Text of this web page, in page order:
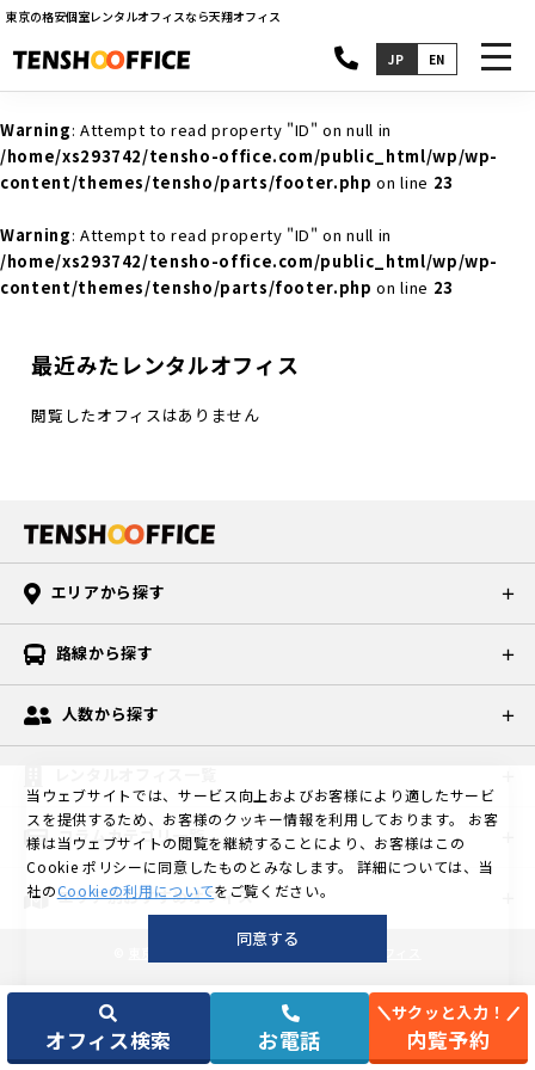
東京の格安個室レンタルオフィスなら天翔オフィス
JP EN
オフィス検索 お電話
サクッと入力！
内覧予約
Warning: Attempt to read property "ID" on null in
/home/xs293742/tensho-office.com/public_html/wp/wp-
content/themes/tensho/parts/footer.php on line 23
Warning: Attempt to read property "ID" on null in
/home/xs293742/tensho-office.com/public_html/wp/wp-
content/themes/tensho/parts/footer.php on line 23
最近みたレンタルオフィス
閲覧したオフィスはありません
エリアから探す
路線から探す
人数から探す
コラムカテゴリ一覧
エリア別おすすめオフィス
当ウェブサイトでは、サービス向上およびお客様により適したサービ
スを提供するため、お客様のクッキー情報を利用しております。
お客
様は当ウェブサイトの閲覧を継続することにより、お客様はこの
Cookie ポリシーに同意したものとみなします。
詳細については、当
社のCookieの利用についてをご覧ください。
同意する